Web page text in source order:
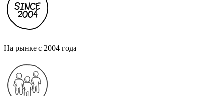
На рынке с 2004 года